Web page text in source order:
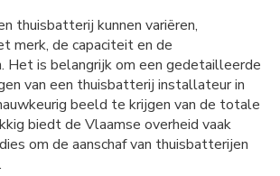
thuisbatterij kunnen variëren,
merk, de capaciteit en de
Het is belangrijk om een gedetailleerde
van een thuisbatterij installateur in
beeld te krijgen van de totale
biedt de Vlaamse overheid vaak
om de aanschaf van thuisbatterijen